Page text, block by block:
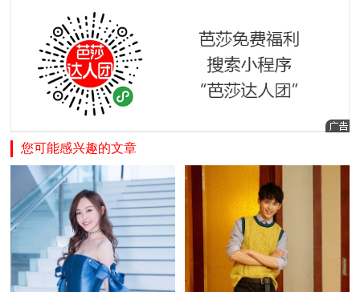
您可能感兴趣的文章